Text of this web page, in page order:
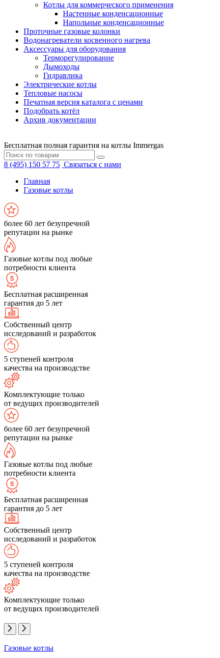
Котлы для коммерческого применения
Настенные конденсационные
Напольные конденсационные
Проточные газовые колонки
Водонагреватели косвенного нагрева
Аксессуары для оборудования
Терморегулирование
Дымоходы
Гидравлика
Электрические котлы
Тепловые насосы
Печатная версия каталога с ценами
Подобрать котёл
Архив документации
Бесплатная полная гарантия на котлы Immergas
8 (495) 150 57 75 Связаться с нами
Главная
Газовые котлы
более 60 лет безупречной
репутации на рынке
Газовые котлы под любые
потребности клиента
Бесплатная расширенная
гарантия до 5 лет
Собственный центр
исследований и разработок
5 ступеней контроля
качества на производстве
Комплектующие только
от ведущих производителей
более 60 лет безупречной
репутации на рынке
Газовые котлы под любые
потребности клиента
Бесплатная расширенная
гарантия до 5 лет
Собственный центр
исследований и разработок
5 ступеней контроля
качества на производстве
Комплектующие только
от ведущих производителей
Газовые котлы